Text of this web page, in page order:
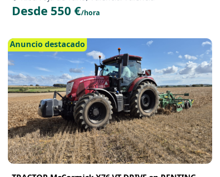
Desde 550 €/hora
Anuncio destacado